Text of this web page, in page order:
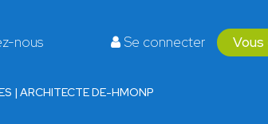
nous Se connecter
| ARCHITECTE DE-HMONP